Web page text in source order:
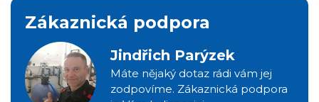
Zákaznická podpora
Jindřich Parýzek
Máte nějaký dotaz rádi vám jej
zodpovíme. Zákaznická podpora